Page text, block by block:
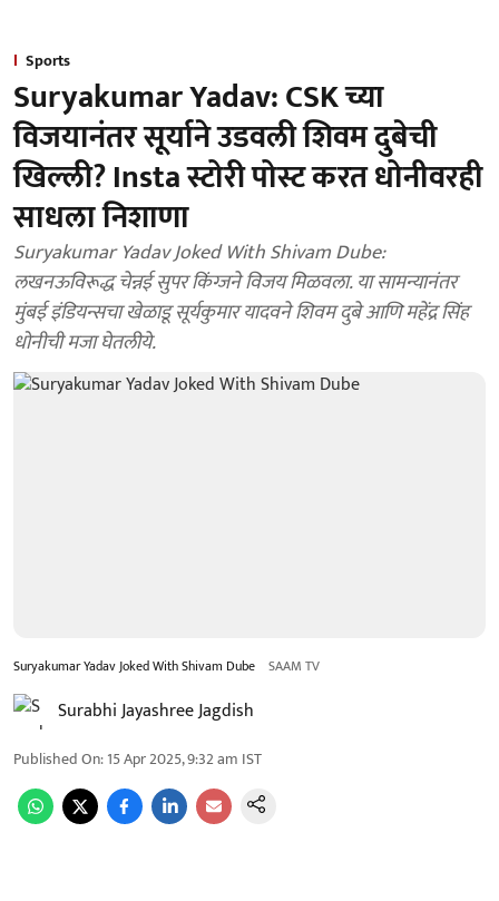
Sports
Suryakumar Yadav: CSK च्या
विजयानंतर सूर्याने उडवली शिवम दुबेची
खिल्ली? Insta स्टोरी पोस्ट करत धोनीवरही
साधला निशाणा
Suryakumar Yadav Joked With Shivam Dube:
लखनऊविरूद्ध चेन्नई सुपर किंग्जने विजय मिळवला. या सामन्यानंतर
मुंबई इंडियन्सचा खेळाडू सूर्यकुमार यादवने शिवम दुबे आणि महेंद्र सिंह
धोनीची मजा घेतलीये.
Suryakumar Yadav Joked With Shivam Dube SAAM TV
Surabhi Jayashree Jagdish
Published On:15 Apr 2025, 9:32 am IST